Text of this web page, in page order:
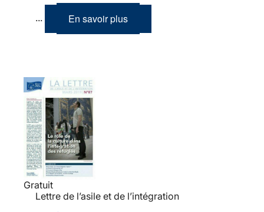
... En savoir plus
Gratuit
Lettre de l’asile et de l’intégration